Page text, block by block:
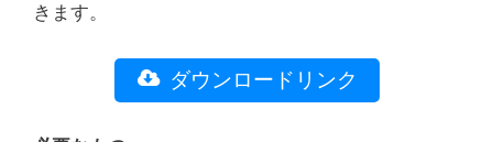
きます。
ダウンロードリンク